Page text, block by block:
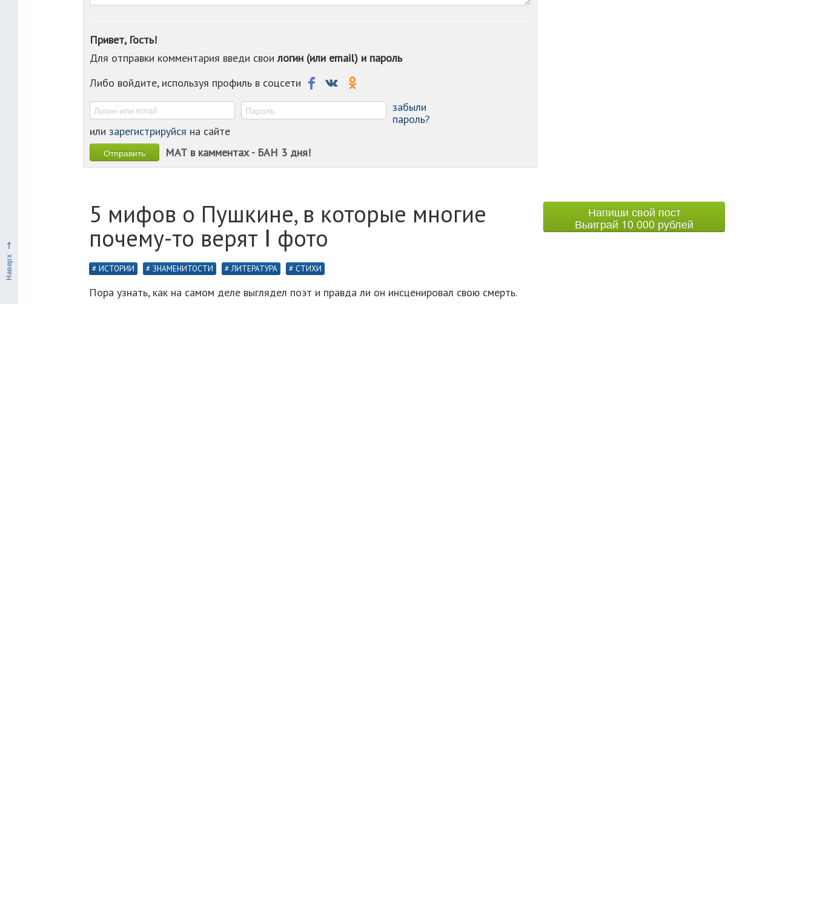
-
Привет, Гость!
Для отправки комментария введи своилогин (или email) и пароль
Либо войдите, используя профиль в соцсети
забыли
пароль?
или зарегистрируйся на сайте
МАТ в камментах - БАН 3 дня!
5 мифов о Пушкине, в которые многие
почему-то верят Ⅰ фото
ИСТОРИИ ЗНАМЕНИТОСТИ ЛИТЕРАТУРА СТИХИ
Пора узнать, как на самом деле выглядел поэт и правда ли он инсценировал свою смерть.
Напиши свой пост
Выиграй 10 000 рублей